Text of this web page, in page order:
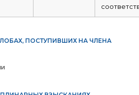
ПОСТУПИВШИХ НА ЧЛЕНА